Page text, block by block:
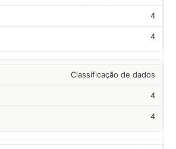
4
4
Classificação de dados
4
4